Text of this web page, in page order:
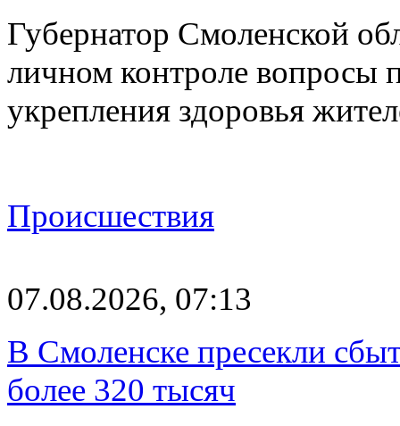
Губернатор Смоленской
личном контроле вопросы
укрепления здоровья
Происшествия
07.08.2026, 07:13
В Смоленске пресекли
более 320 тысяч